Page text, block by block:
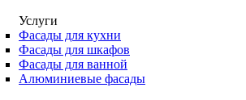
Услуги
Фасады для кухни
Фасады для шкафов
Фасады для ванной
Алюминиевые фасады